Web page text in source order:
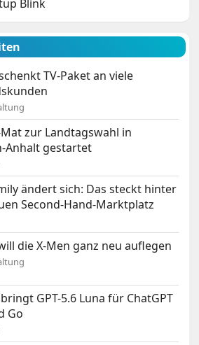
Blink
TV-Paket an viele
zur Landtagswahl in
Anhalt gestartet
ändert sich: Das steckt hinter
Second-Hand-Marktplatz
die X-Men ganz neu auflegen
GPT-5.6 Luna für ChatGPT
Go